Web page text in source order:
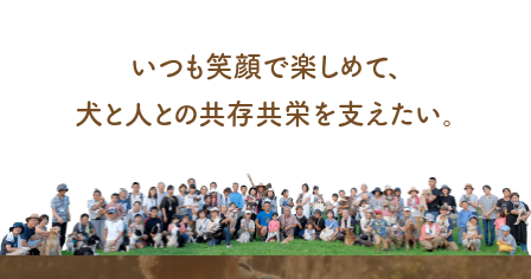
いつも笑顔で楽しめて、
犬と人との共存共栄を支えたい。